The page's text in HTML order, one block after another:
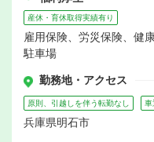
産休・育休取得実績有り
雇用保険、労災保険、健
駐車場
勤務地・アクセス
原則、引越しを伴う転勤なし 車
兵庫県明石市